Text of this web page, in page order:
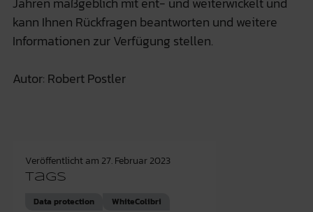
kann Ihnen Rückfragen beantworten und weitere
Informationen zur Verfügung stellen.
Autor: Robert Postler
Veröffentlicht am 27. Februar 2023
Tags
Data protection WhiteColibri